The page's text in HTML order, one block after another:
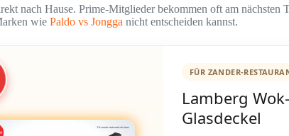
nach Hause. Prime-Mitglieder bekommen oft am
wie Paldo vs Jongga nicht entscheiden kannst.
FÜR ZANDER-
Lamberg
Glasdeckel